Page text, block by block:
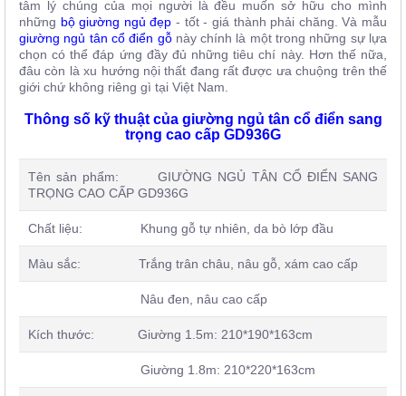
tâm lý chúng của mọi người là đều muốn sở hữu cho mình
những bộ giường ngủ đẹp - tốt - giá thành phải chăng. Và mẫu
giường ngủ tân cổ điển gỗnày chính là một trong những sự lựa
chọn có thể đáp ứng đầy đủ những tiêu chí này. Hơn thế nữa,
đâu còn là xu hướng nội thất đang rất được ưa chuộng trên thế
giới chứ không riêng gì tại Việt Nam.
Thông số kỹ thuật của giường ngủ tân cổ điển sang
trọng cao cấp GD936G
Tên sản phẩm: GIƯỜNG NGỦ TÂN CỔ ĐIỂN SANG
TRỌNG CAO CẤP GD936G
Chất liệu: Khung gỗ tự nhiên, da bò lớp đầu
Màu sắc: Trắng trân châu, nâu gỗ, xám cao cấp
Nâu đen, nâu cao cấp
Kích thước: Giường 1.5m: 210*190*163cm
Giường 1.8m: 210*220*163cm